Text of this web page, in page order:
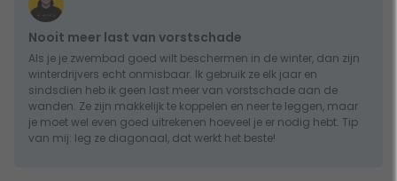
Nooit meer last van vorstschade
Als je je zwembad goed wilt beschermen in de winter, dan zijn
winterdrijvers echt onmisbaar. Ik gebruik ze elk jaar en
sindsdien heb ik geen last meer van vorstschade aan de
wanden. Ze zijn makkelijk te koppelen en neer te leggen, maar
je moet wel even goed uitrekenen hoeveel je er nodig hebt. Tip
van mij: leg ze diagonaal, dat werkt het beste!